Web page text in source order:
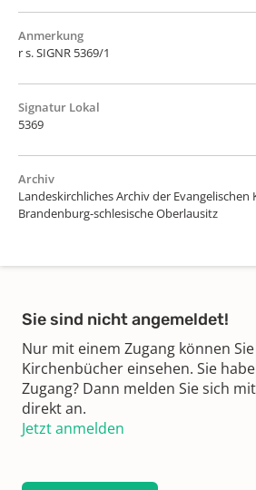
Anmerkung
r s. SIGNR 5369/1
Signatur Lokal
5369
Archiv
Landeskirchliches Archiv der Evangelischen
Brandenburg-schlesische Oberlausitz
Sie sind nicht angemeldet!
Nur mit einem Zugang können
Kirchenbücher einsehen. Sie
Zugang? Dann melden Sie sich
direkt an.
Jetzt anmelden